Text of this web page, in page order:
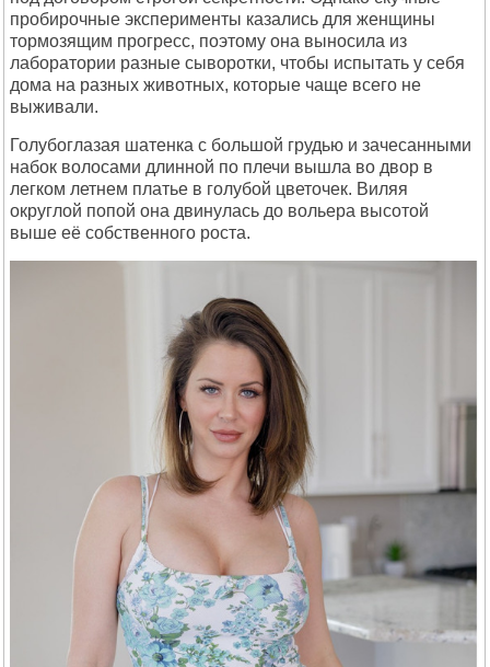
пробирочные эксперименты казались для женщины
тормозящим прогресс, поэтому она выносила из
лаборатории разные сыворотки, чтобы испытать у себя
дома на разных животных, которые чаще всего не
выживали.
Голубоглазая шатенка с большой грудью и зачесанными
набок волосами длинной по плечи вышла во двор в
легком летнем платье в голубой цветочек. Виляя
округлой попой она двинулась до вольера высотой
выше её собственного роста.